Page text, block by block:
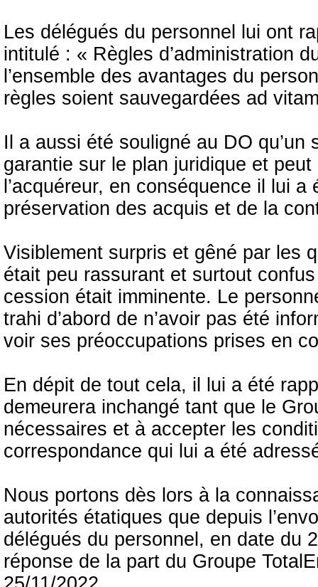
Les délégués du personnel lui ont
intitulé : « Règles d’administration
l’ensemble des avantages du
règles soient sauvegardées ad
Il a aussi été souligné au DO qu’un
garantie sur le plan juridique et
l’acquéreur, en conséquence il lui
préservation des acquis et de la
Visiblement surpris et gêné par les
était peu rassurant et surtout
cession était imminente. Le
trahi d’abord de n’avoir pas été
voir ses préoccupations prises en
En dépit de tout cela, il lui a été
demeurera inchangé tant que le
nécessaires et à accepter les
correspondance qui lui a été
Nous portons dès lors à la
autorités étatiques que depuis
délégués du personnel, en date du
réponse de la part du Groupe